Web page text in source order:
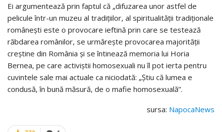
Ei argumentează prin faptul că „difuzarea unor astfel de
pelicule într-un muzeu al tradițiilor, al spiritualității tradiționale
românești este o provocare ieftină prin care se testează
răbdarea românilor, se urmărește provocarea majorității
creștine din România și se întinează memoria lui Horia
Bernea, pe care activiștii homosexuali nu îl pot ierta pentru
cuvintele sale mai actuale ca niciodată: „Știu că lumea e
condusă, în bună măsură, de o mafie homosexuală”.
sursa: NapocaNews